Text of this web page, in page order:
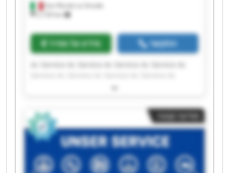
San Nicola La Strada
2,150 km
מידע על מחיר התקשר
Ac Service Ac Service Ac Service Ac Service Ac
Service Ac Service Ac Service Ac Service Ac
Service Ac Service Ac Service Ac Service
מודעה קטנה